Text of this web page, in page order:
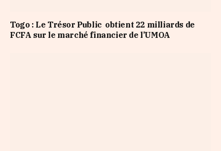
Togo : Le Trésor Public obtient 22 milliards de
FCFA sur le marché financier de l’UMOA